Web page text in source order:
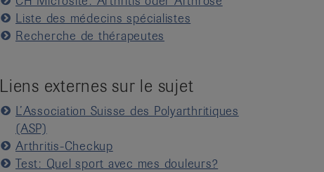
Liste des médecins spécialistes
Recherche de thérapeutes
Liens externes sur le sujet
L’Association Suisse des Polyarthritiques
(ASP)
Arthritis-Checkup
Test: Quel sport avec mes douleurs?